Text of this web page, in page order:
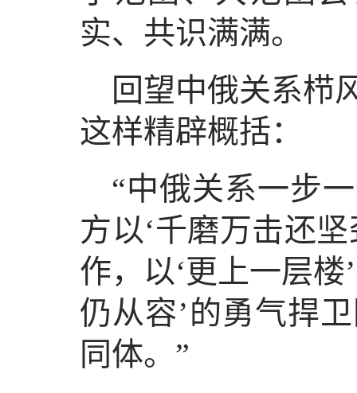
实、共识满满。
回望中俄关系栉
这样精辟概括：
“中俄关系一步
方以‘千磨万击还
作，以‘更上一层
仍从容’的勇气捍
同体。”